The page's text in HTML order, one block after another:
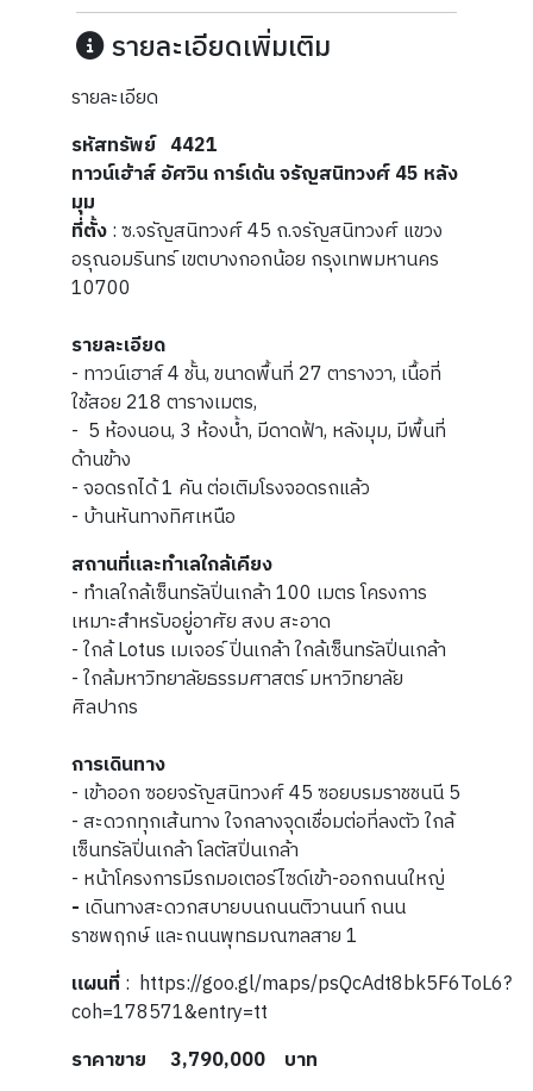
รายละเอียดเพิ่มเติม
รายละเอียด
รหัสทรัพย์ 4421
ทาวน์เฮ้าส์ อัศวิน การ์เด้น จรัญสนิทวงศ์ 45 หลัง
มุม
ที่ตั้ง: ซ.จรัญสนิทวงศ์ 45 ถ.จรัญสนิทวงศ์ แขวง
อรุณอมรินทร์ เขตบางกอกน้อย กรุงเทพมหานคร
10700
รายละเอียด
- ทาวน์เฮาส์ 4 ชั้น, ขนาดพื้นที่ 27 ตารางวา, เนื้อที่
ใช้สอย 218 ตารางเมตร,
- 5 ห้องนอน, 3 ห้องน้ำ, มีดาดฟ้า, หลังมุม, มีพื้นที่
ด้านข้าง
- จอดรถได้ 1 คัน ต่อเติมโรงจอดรถแล้ว
- บ้านหันทางทิศเหนือ
สถานที่และทำเลใกล้เคียง
- ทำเลใกล้เซ็นทรัลปิ่นเกล้า 100 เมตร โครงการ
เหมาะสำหรับอยู่อาศัย สงบ สะอาด
- ใกล้ Lotus เมเจอร์ ปิ่นเกล้า ใกล้เซ็นทรัลปิ่นเกล้า
- ใกล้มหาวิทยาลัยธรรมศาสตร์ มหาวิทยาลัย
ศิลปากร
การเดินทาง
- เข้าออก ซอยจรัญสนิทวงศ์ 45 ซอยบรมราชชนนี 5
- สะดวกทุกเส้นทาง ใจกลางจุดเชื่อมต่อที่ลงตัว ใกล้
เซ็นทรัลปิ่นเกล้า โลตัสปิ่นเกล้า
- หน้าโครงการมีรถมอเตอร์ไซด์เข้า-ออกถนนใหญ่
- เดินทางสะดวกสบายบนถนนติวานนท์ ถนน
ราชพฤกษ์ และถนนพุทธมณฑลสาย 1
แผนที่: https://goo.gl/maps/psQcAdt8bk5F6ToL6?
coh=178571&entry=tt
ราคาขาย 3,790,000 บาท